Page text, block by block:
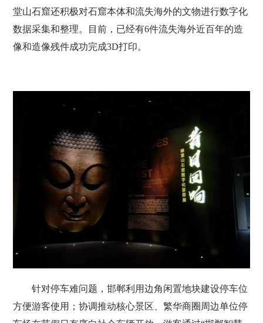
堂山石窟还积极对石窟本体和流失海外的文物进行数字化
数据采集和整理。目前，已经有6件流失海外近百年的造
像和造像残件成功完成3D打印。
针对停车难问题，邯郸利用边角闲置地块建设停车位
方便游客使用；协调推动核心景区、繁华商圈周边单位停